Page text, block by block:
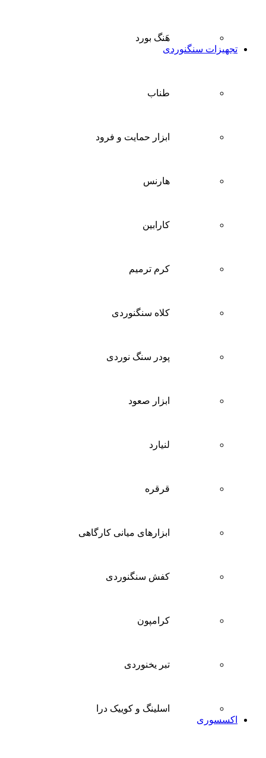
هَنگ بورد
تجهیزات سنگنوردی
طناب
ابزار حمایت و فرود
هارنس
کارابین
کرم ترمیم
کلاه سنگنوردی
پودر سنگ نوردی
ابزار صعود
لنیارد
قرقره
ابزارهای میانی کارگاهی
کفش سنگنوردی
کرامپون
تبر یخنوردی
اسلینگ و کوییک درا
اکسسوری